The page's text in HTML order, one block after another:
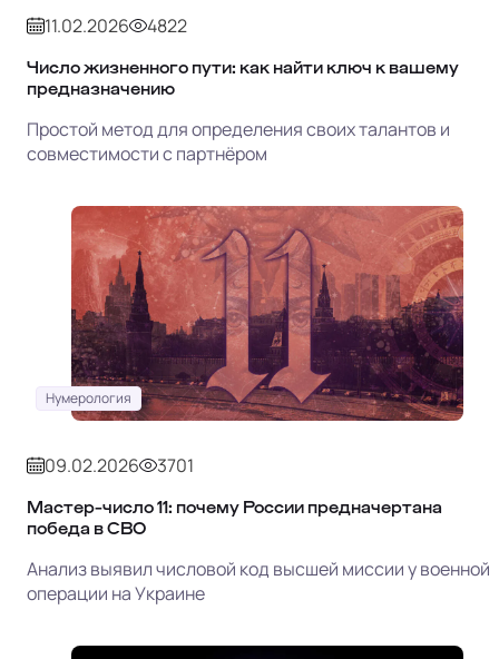
11.02.2026 4822
Число жизненного пути: как найти ключ к вашему
предназначению
Простой метод для определения своих талантов и
совместимости с партнёром
Нумерология
09.02.2026 3701
Мастер-число 11: почему России предначертана
победа в СВО
Анализ выявил числовой код высшей миссии у военной
операции на Украине